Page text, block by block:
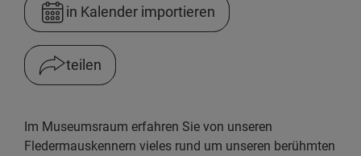
in Kalender importieren
teilen
WhatsApp
Im Museumsraum erfahren Sie von unseren
Fledermauskennern vieles rund um unseren berühmten